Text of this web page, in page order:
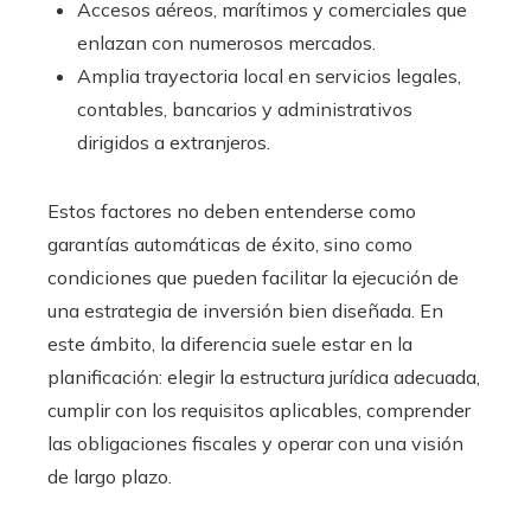
Accesos aéreos, marítimos y comerciales que
enlazan con numerosos mercados.
Amplia trayectoria local en servicios legales,
contables, bancarios y administrativos
dirigidos a extranjeros.
Estos factores no deben entenderse como
garantías automáticas de éxito, sino como
condiciones que pueden facilitar la ejecución de
una estrategia de inversión bien diseñada. En
este ámbito, la diferencia suele estar en la
planificación: elegir la estructura jurídica adecuada,
cumplir con los requisitos aplicables, comprender
las obligaciones fiscales y operar con una visión
de largo plazo.